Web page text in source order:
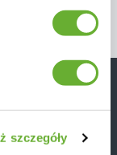
szczegóły
o promocjach i